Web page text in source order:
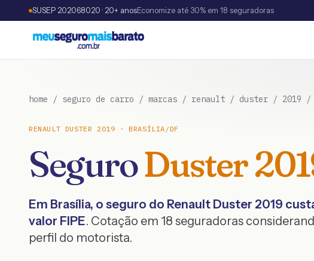
SUSEP 202068020 · 20+ anosEconomize até 30% em 18 seguradoras
home / seguro de carro / marcas / renault / duster / 2019 /
RENAULT DUSTER 2019 ·BRASÍLIA /DF
SeguroDuster
Em Brasília, o seguro do Renault Duster 2019
valor FIPE. Cotação em 18 seguradoras
perfil do motorista.